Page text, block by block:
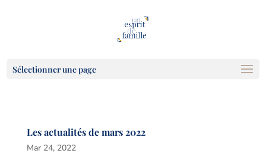
Sélectionner une page
Les actualités de mars 2022
Mar 24, 2022